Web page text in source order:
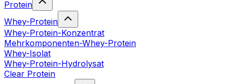
Protein
Whey-Protein
Whey-Protein-Konzentrat
Mehrkomponenten-Whey-Protein
Whey-Isolat
Whey-Protein-Hydrolysat
Clear Protein